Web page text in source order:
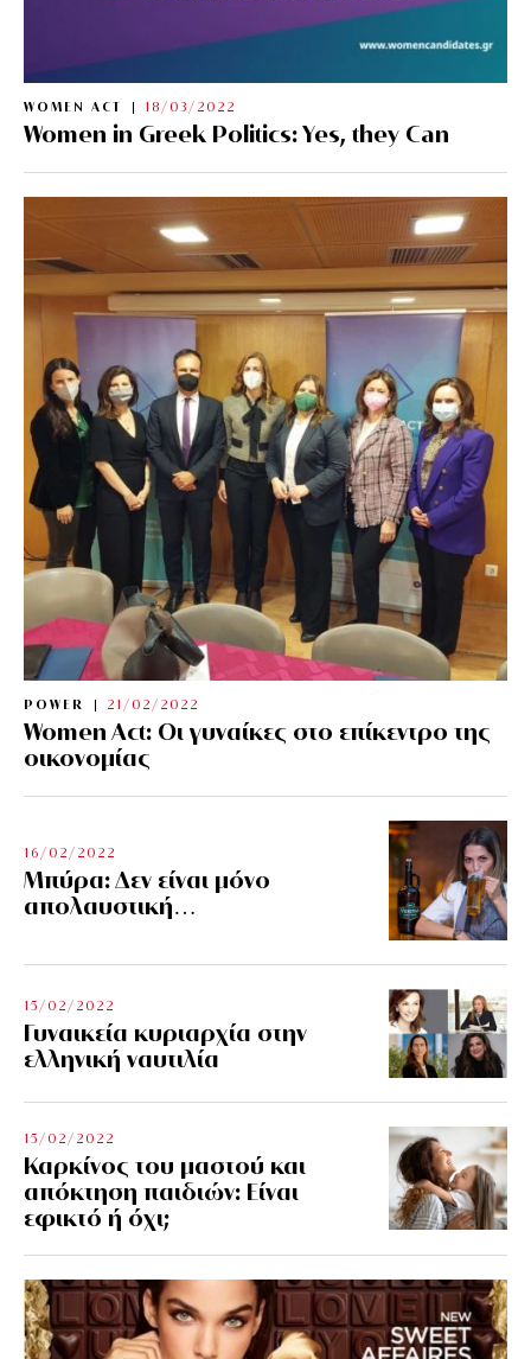
WOMEN ACT 18/03/2022
Women in Greek Politics: Yes, they Can
POWER 21/02/2022
Women Act: Οι γυναίκες στο επίκεντρο της
οικονομίας
16/02/2022
Μπύρα: Δεν είναι μόνο
απολαυστική…
15/02/2022
Γυναικεία κυριαρχία στην
ελληνική ναυτιλία
15/02/2022
Καρκίνος του μαστού και
απόκτηση παιδιών: Είναι
εφικτό ή όχι;